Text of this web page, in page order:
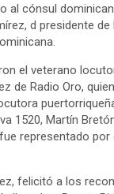
al cónsul
d presidente de
el veterano
de Radio Oro,
1520, Martín
representado
felicitó a los